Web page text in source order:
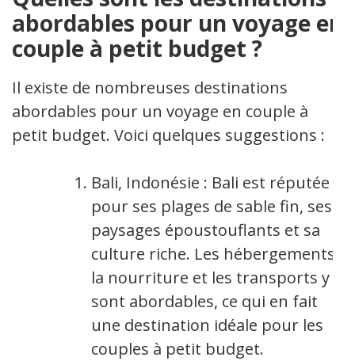
abordables pour un voyage en
couple à petit budget ?
Il existe de nombreuses destinations
abordables pour un voyage en couple à
petit budget. Voici quelques suggestions :
Bali, Indonésie : Bali est réputée
pour ses plages de sable fin, ses
paysages époustouflants et sa
culture riche. Les hébergements,
la nourriture et les transports y
sont abordables, ce qui en fait
une destination idéale pour les
couples à petit budget.